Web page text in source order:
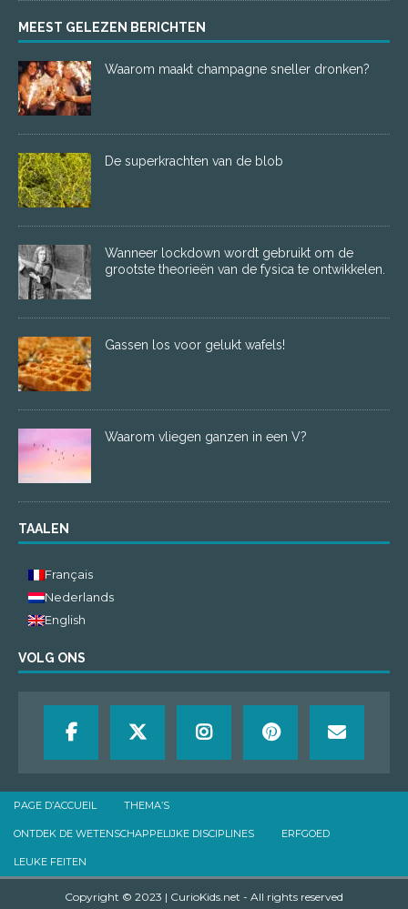
MEEST GELEZEN BERICHTEN
Waarom maakt champagne sneller dronken?
De superkrachten van de blob
Wanneer lockdown wordt gebruikt om de
grootste theorieën van de fysica te ontwikkelen.
Gassen los voor gelukt wafels!
Waarom vliegen ganzen in een V?
TAALEN
Français
Nederlands
English
VOLG ONS
PAGE D’ACCUEIL THEMA’S
ONTDEK DE WETENSCHAPPELIJKE DISCIPLINES ERFGOED
LEUKE FEITEN
Copyright © 2023 | CurioKids.net - All rights reserved